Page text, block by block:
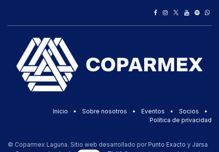
Inicio • Sobre nosotros • Eventos • Socios
•
Política de privacidad
© Coparmex Laguna. Sitio web desarrollado por Punto Exacto y Jarsa